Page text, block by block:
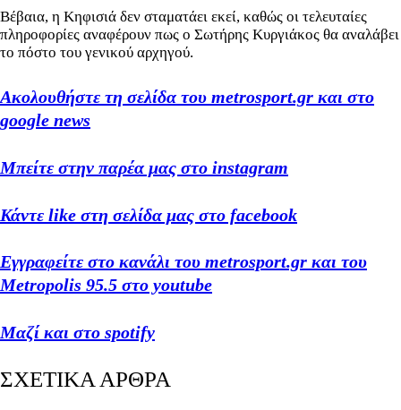
Βέβαια, η Κηφισιά δεν σταματάει εκεί, καθώς οι τελευταίες
πληροφορίες αναφέρουν πως ο Σωτήρης Κυργιάκος θα αναλάβει
το πόστο του γενικού αρχηγού.
Ακολουθήστε τη σελίδα του metrosport.gr και στο
google news
Μπείτε στην παρέα μας στο instagram
Κάντε like στη σελίδα μας στο facebook
Εγγραφείτε στο κανάλι του metrosport.gr και του
Metropolis 95.5 στο youtube
Μαζί και στο spotify
ΣΧΕΤΙΚΑ ΑΡΘΡΑ